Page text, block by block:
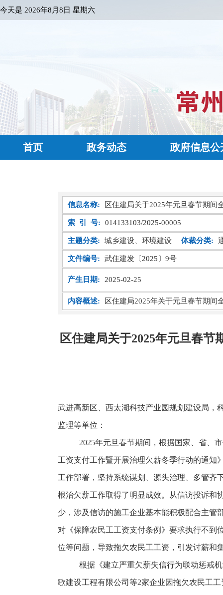
今天是 2026年8月8日 星期六
首页 政务动态 政府信息公
信息名称: 区住建局关于2025年元旦春节期间
索 引 号: 014133103/2025-00005
主题分类: 城乡建设、环境建设 体裁分类:
文件编号: 武住建发〔2025〕9号
产生日期: 2025-02-25
内容概述: 区住建局2025年关于元旦春节期间
区住建局关于2025年元旦春
武进高新区、西太湖科技产业园规划建设局，
监理等单位：
2025年元旦春节期间，根据国家、省、
工资支付工作暨开展治理欠薪冬季行动的通知
工作部署，坚持系统谋划、源头治理、多管齐
根治欠薪工作取得了明显成效。从信访投诉和
少，涉及信访的施工企业基本能积极配合主管
对《保障农民工工资支付条例》要求执行不到
位等问题，导致拖欠农民工工资，引发讨薪和
根据《建立严重欠薪失信行为联动惩戒
歌建设工程有限公司等2家企业因拖欠农民工